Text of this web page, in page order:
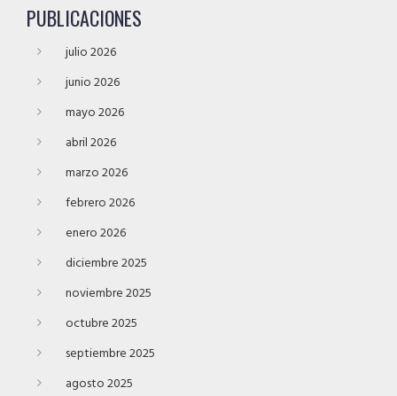
PUBLICACIONES
julio 2026
junio 2026
mayo 2026
abril 2026
marzo 2026
febrero 2026
enero 2026
diciembre 2025
noviembre 2025
octubre 2025
septiembre 2025
agosto 2025